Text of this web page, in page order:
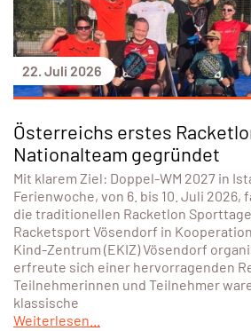
22. Juli 2026
Österreichs erstes
Nationalteam gegründet
Mit klarem Ziel: Doppel-WM 2027 in
Ferienwoche, von 6. bis 10. Juli 2026,
die traditionellen Racketlon Sporttage
Racketsport Vösendorf in
Kind-Zentrum (EKIZ) Vösendorf
erfreute sich einer hervorragenden
Teilnehmerinnen und Teilnehmer
klassische
Weiterlesen...